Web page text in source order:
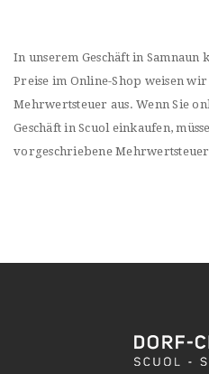
In unserem Geschäft in
Preise im Online-Shop weisen
Mehrwertsteuer aus. Wenn Sie
Geschäft in Scuol einkaufen,
vorgeschriebene